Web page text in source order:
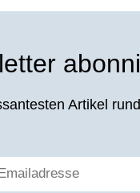
Artikel